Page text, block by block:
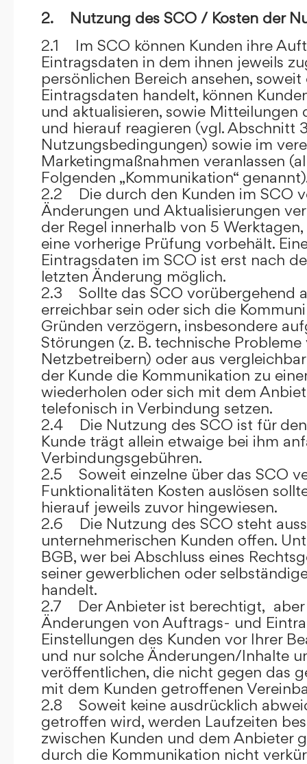
2. Nutzung des SCO / Kosten der
2.1 Im SCO können Kunden ihre
Eintragsdaten in dem ihnen jeweils
persönlichen Bereich ansehen,
Eintragsdaten handelt, können
und aktualisieren, sowie Mitteilungen
und hierauf reagieren (vgl. Abschnitt
Nutzungsbedingungen) sowie im
Marketingmaßnahmen veranlassen
Folgenden „Kommunikation“
2.2 Die durch den Kunden im SCO
Änderungen und Aktualisierungen
der Regel innerhalb von 5
eine vorherige Prüfung vorbehält.
Eintragsdaten im SCO ist erst nach
letzten Änderung möglich.
2.3 Sollte das SCO vorübergehend
erreichbar sein oder sich die
Gründen verzögern, insbesondere
Störungen (z. B. technische
Netzbetreibern) oder aus
der Kunde die Kommunikation zu
wiederholen oder sich mit dem
telefonisch in Verbindung setzen.
2.4 Die Nutzung des SCO ist für den
Kunde trägt allein etwaige bei ihm
Verbindungsgebühren.
2.5 Soweit einzelne über das SCO
Funktionalitäten Kosten auslösen
hierauf jeweils zuvor hingewiesen.
2.6 Die Nutzung des SCO steht
unternehmerischen Kunden offen.
BGB, wer bei Abschluss eines
seiner gewerblichen oder
handelt.
2.7 Der Anbieter ist berechtigt,
Änderungen von Auftrags- und
Einstellungen des Kunden vor Ihrer
und nur solche Änderungen/Inhalte
veröffentlichen, die nicht gegen das
mit dem Kunden getroffenen
2.8 Soweit keine ausdrücklich
getroffen wird, werden Laufzeiten
zwischen Kunden und dem Anbieter
durch die Kommunikation nicht